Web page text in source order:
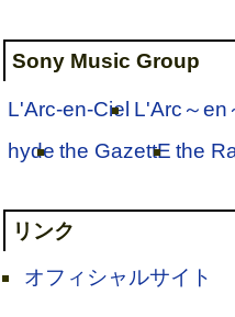
Sony Music Group
L'Arc-en-Ciel L'Arc～en
hyde the GazettE the
リンク
オフィシャルサイト